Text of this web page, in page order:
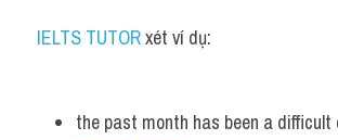
IELTS TUTOR xét ví dụ:
the past month has been a difficult